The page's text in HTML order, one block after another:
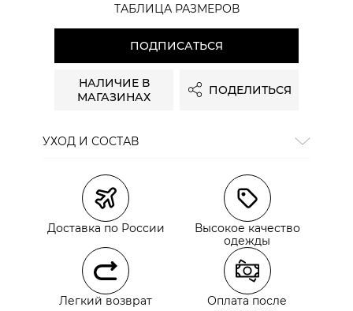
ТАБЛИЦА РАЗМЕРОВ
ПОДПИСАТЬСЯ
НАЛИЧИЕ В
МАГАЗИНАХ
ПОДЕЛИТЬСЯ
УХОД И СОСТАВ
Доставка по России
Высокое качество
одежды
Легкий возврат
Оплата после